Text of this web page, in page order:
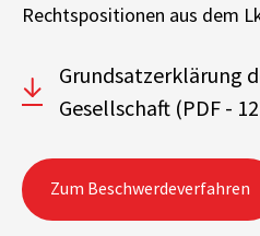
Rechtspositionen aus dem
Grundsatzerklärung
Gesellschaft (PDF -
Zum Beschwerdeverfahren